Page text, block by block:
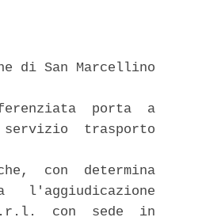
di San Marcellino
porta  a
trasporto
con  determina
l'aggiudicazione
con  sede  in